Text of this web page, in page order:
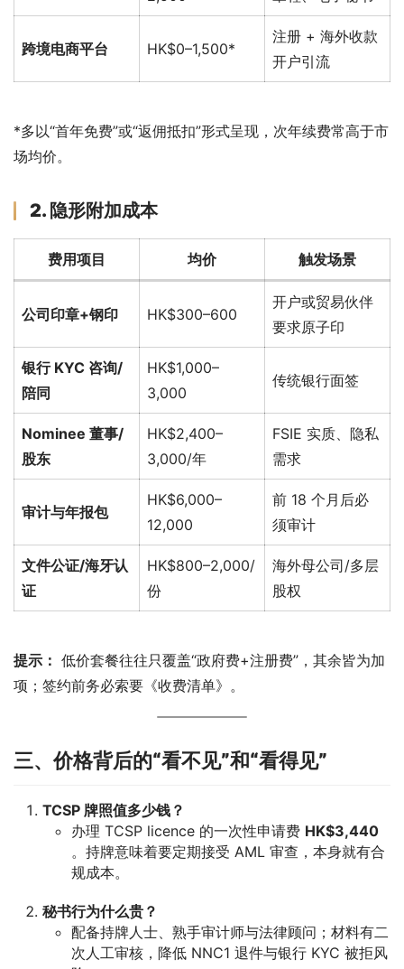
跨境电商平台 HK$0–1,500*
注册 + 海外收款
开户引流
*多以“首年免费”或“返佣抵扣”形式呈现，次年续费常高于市
场均价。
2. 隐形附加成本
费用项目 均价 触发场景
公司印章+钢印 HK$300–600
开户或贸易伙伴
要求原子印
银行 KYC 咨询/
陪同
HK$1,000–
3,000
传统银行面签
Nominee 董事/
股东
HK$2,400–
3,000/年
FSIE 实质、隐私
需求
审计与年报包
HK$6,000–
12,000
前 18 个月后必
须审计
文件公证/海牙认
证
HK$800–2,000/
份
海外母公司/多层
股权
提示： 低价套餐往往只覆盖“政府费+注册费”，其余皆为加
项；签约前务必索要《收费清单》。
三、价格背后的“看不见”和“看得见”
TCSP 牌照值多少钱？
办理 TCSP licence 的一次性申请费 HK$3,440
。持牌意味着要定期接受 AML 审查，本身就有合
规成本。
秘书行为什么贵？
配备持牌人士、熟手审计师与法律顾问；材料有二
次人工审核，降低 NNC1 退件与银行 KYC 被拒风